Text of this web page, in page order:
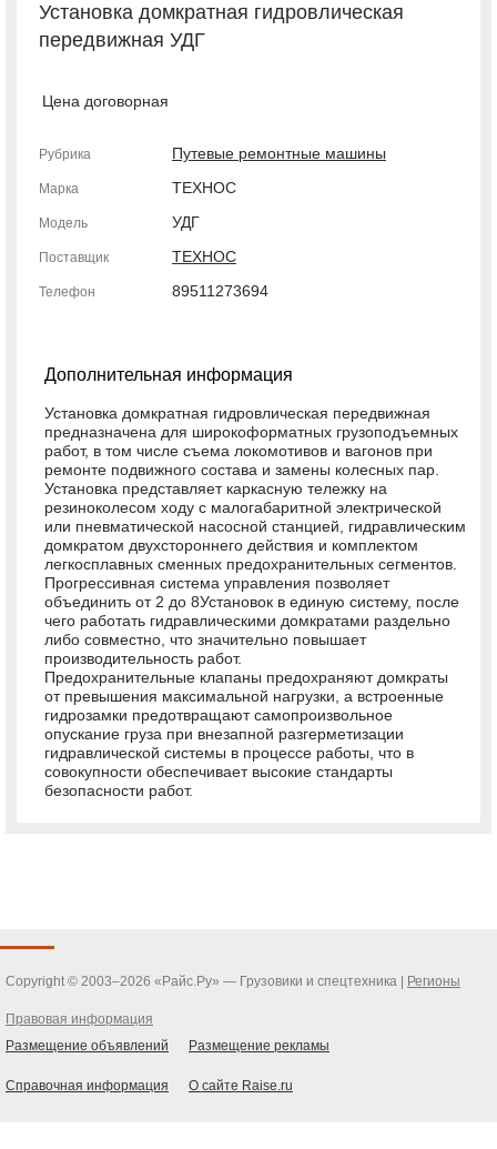
Установка домкратная гидровлическая
передвижная УДГ
Цена договорная
Рубрика Путевые ремонтные машины
Марка ТЕХНОС
Модель УДГ
Поставщик ТЕХНОС
Телефон 89511273694
Дополнительная информация
Установка домкратная гидровлическая передвижная
предназначена для широкоформатных грузоподъемных
работ, в том числе съема локомотивов и вагонов при
ремонте подвижного состава и замены колесных пар.
Установка представляет каркасную тележку на
резиноколесом ходу с малогабаритной электрической
или пневматической насосной станцией, гидравлическим
домкратом двухстороннего действия и комплектом
легкосплавных сменных предохранительных сегментов.
Прогрессивная система управления позволяет
объединить от 2 до 8Установок в единую систему, после
чего работать гидравлическими домкратами раздельно
либо совместно, что значительно повышает
производительность работ.
Предохранительные клапаны предохраняют домкраты
от превышения максимальной нагрузки, а встроенные
гидрозамки предотвращают самопроизвольное
опускание груза при внезапной разгерметизации
гидравлической системы в процессе работы, что в
совокупности обеспечивает высокие стандарты
безопасности работ.
Copyright © 2003–2026 «Райс.Ру» — Грузовики и спецтехника | Регионы
Правовая информация
Размещение объявлений
Размещение рекламы
Справочная информация О сайте Raise.ru